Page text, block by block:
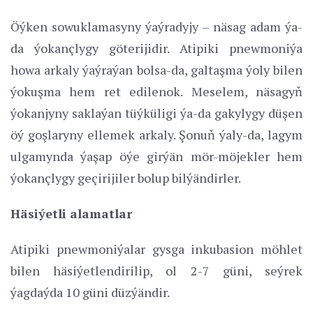
Öýken sowuklamasyny ýaýradyjy – näsag adam ýa-
da ýokançlygy göterijidir. Atipiki pnewmoniýa
howa arkaly ýaýraýan bolsa-da, galtaşma ýoly bilen
ýokuşma hem ret edilenok. Meselem, näsagyň
ýokanjyny saklaýan tüýküligi ýa-da gakylygy düşen
öý goşlaryny ellemek arkaly. Şonuň ýaly-da, lagym
ulgamynda ýaşap öýe girýän mör-möjekler hem
ýokançlygy geçirijiler bolup bilýändirler.
Häsiýetli alamatlar
Atipiki pnewmoniýalar gysga inkubasion möhlet
bilen häsiýetlendirilip, ol 2-7 güni, seýrek
ýagdaýda 10 güni düzýändir.